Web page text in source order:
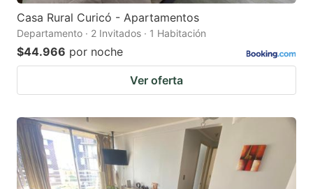
Casa Rural Curicó - Apartamentos
Departamento · 2 Invitados · 1 Habitación
$44.966 por noche
Ver oferta